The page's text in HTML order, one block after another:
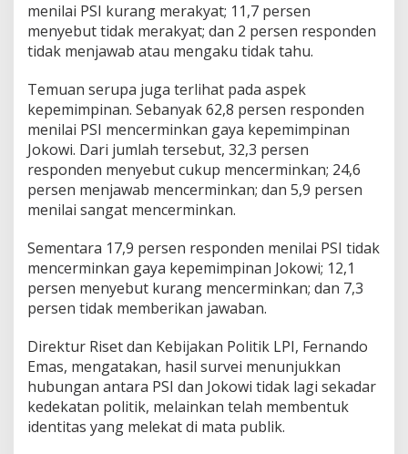
menilai PSI kurang merakyat; 11,7 persen
menyebut tidak merakyat; dan 2 persen responden
tidak menjawab atau mengaku tidak tahu.
Temuan serupa juga terlihat pada aspek
kepemimpinan. Sebanyak 62,8 persen responden
menilai PSI mencerminkan gaya kepemimpinan
Jokowi. Dari jumlah tersebut, 32,3 persen
responden menyebut cukup mencerminkan; 24,6
persen menjawab mencerminkan; dan 5,9 persen
menilai sangat mencerminkan.
Sementara 17,9 persen responden menilai PSI tidak
mencerminkan gaya kepemimpinan Jokowi; 12,1
persen menyebut kurang mencerminkan; dan 7,3
persen tidak memberikan jawaban.
Direktur Riset dan Kebijakan Politik LPI, Fernando
Emas, mengatakan, hasil survei menunjukkan
hubungan antara PSI dan Jokowi tidak lagi sekadar
kedekatan politik, melainkan telah membentuk
identitas yang melekat di mata publik.